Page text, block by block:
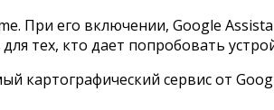
При его включении, Google
тех, кто дает попробовать
картографический сервис от